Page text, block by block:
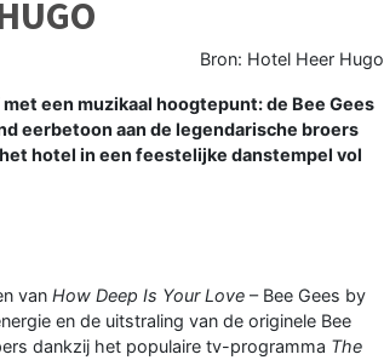
Bron: Hotel Heer Hugo
een muzikaal hoogtepunt: de Bee Gees
eerbetoon aan de legendarische broers
hotel in een feestelijke danstempel vol
van How Deep Is Your Love – Bee Gees by
en de uitstraling van de originele Bee
dankzij het populaire tv-programma The